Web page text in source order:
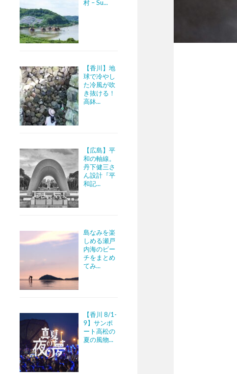
村 – Su...
【香川】地
球で冷やし
た冷風が吹
き抜ける！
高鉢...
【広島】平
和の軸線。
丹下健三さ
ん設計『平
和記...
島なみを楽
しめる瀬戸
内海のビー
チをまとめ
てみ...
【香川 8/1-
9】サンポ
ート高松の
夏の風物...